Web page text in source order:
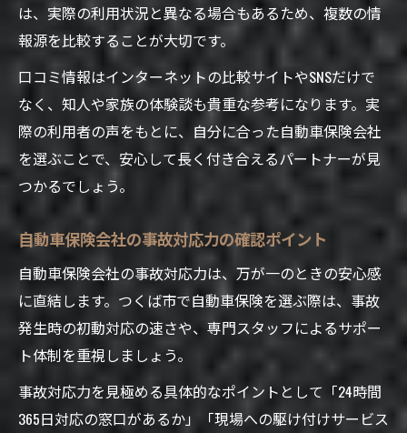
は、実際の利用状況と異なる場合もあるため、複数の情
報源を比較することが大切です。
口コミ情報はインターネットの比較サイトやSNSだけで
なく、知人や家族の体験談も貴重な参考になります。実
際の利用者の声をもとに、自分に合った自動車保険会社
を選ぶことで、安心して長く付き合えるパートナーが見
つかるでしょう。
自動車保険会社の事故対応力の確認ポイント
自動車保険会社の事故対応力は、万が一のときの安心感
に直結します。つくば市で自動車保険を選ぶ際は、事故
発生時の初動対応の速さや、専門スタッフによるサポー
ト体制を重視しましょう。
事故対応力を見極める具体的なポイントとして「24時間
365日対応の窓口があるか」「現場への駆け付けサービス